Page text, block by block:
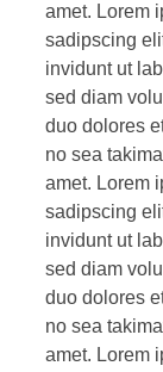
amet. Lorem
sadipscing
invidunt ut
sed diam
duo dolores
no sea
amet. Lorem
sadipscing
invidunt ut
sed diam
duo dolores
no sea
amet. Lorem